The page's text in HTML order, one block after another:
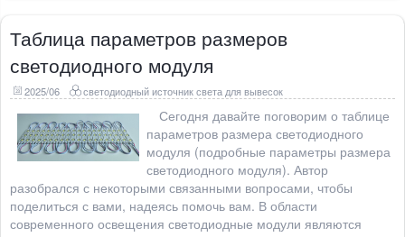
Таблица параметров размеров
светодиодного модуля
2025/06 светодиодный источник света для вывесок
Сегодня давайте поговорим о таблице
параметров размера светодиодного
модуля (подробные параметры размера
светодиодного модуля). Автор
разобрался с некоторыми связанными вопросами, чтобы
поделиться с вами, надеясь помочь вам. В области
современного освещения светодиодные модули являются